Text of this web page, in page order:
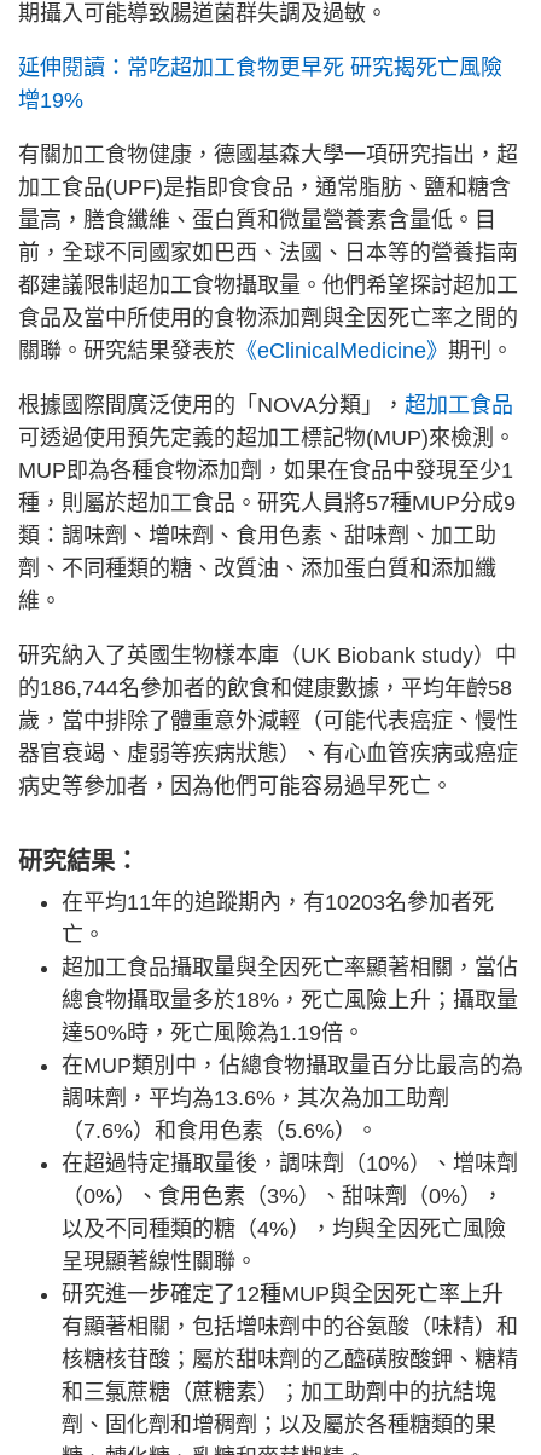
期攝入可能導致腸道菌群失調及過敏。
延伸閱讀：常吃超加工食物更早死 研究揭死亡風險
增19%
有關加工食物健康，德國基森大學一項研究指出，超
加工食品(UPF)是指即食食品，通常脂肪、鹽和糖含
量高，膳食纖維、蛋白質和微量營養素含量低。目
前，全球不同國家如巴西、法國、日本等的營養指南
都建議限制超加工食物攝取量。他們希望探討超加工
食品及當中所使用的食物添加劑與全因死亡率之間的
關聯。研究結果發表於 《eClinicalMedicine》 期刊。
根據國際間廣泛使用的「NOVA分類」， 超加工食品
可透過使用預先定義的超加工標記物(MUP)來檢測。
MUP即為各種食物添加劑，如果在食品中發現至少1
種，則屬於超加工食品。研究人員將57種MUP分成9
類：調味劑、增味劑、食用色素、甜味劑、加工助
劑、不同種類的糖、改質油、添加蛋白質和添加纖
維。
研究納入了英國生物樣本庫（UK Biobank study）中
的186,744名參加者的飲食和健康數據，平均年齡58
歲，當中排除了體重意外減輕（可能代表癌症、慢性
器官衰竭、虛弱等疾病狀態）、有心血管疾病或癌症
病史等參加者，因為他們可能容易過早死亡。
研究結果：
在平均11年的追蹤期內，有10203名參加者死
亡。
超加工食品攝取量與全因死亡率顯著相關，當佔
總食物攝取量多於18%，死亡風險上升；攝取量
達50%時，死亡風險為1.19倍。
在MUP類別中，佔總食物攝取量百分比最高的為
調味劑，平均為13.6%，其次為加工助劑
（7.6%）和食用色素（5.6%）。
在超過特定攝取量後，調味劑（10%）、增味劑
（0%）、食用色素（3%）、甜味劑（0%），
以及不同種類的糖（4%），均與全因死亡風險
呈現顯著線性關聯。
研究進一步確定了12種MUP與全因死亡率上升
有顯著相關，包括增味劑中的谷氨酸（味精）和
核糖核苷酸；屬於甜味劑的乙醯磺胺酸鉀、糖精
和三氯蔗糖（蔗糖素）；加工助劑中的抗結塊
劑、固化劑和增稠劑；以及屬於各種糖類的果